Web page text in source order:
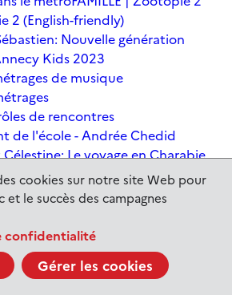
cookies sur notre site Web pour
et le succès des campagnes
confidentialité
Gérer les cookies
2 (English-friendly)
Nouvelle génération
Kids 2023
de musique
de rencontres
de l'école - Andrée Chedid
Célestine: Le voyage en Charabie
International du court métrage
renards de la banquise
: La Super Patrouille, le film
jaguarFAMILLE: Le Dirigeable volé
TigreFAMILLE: Le Tableau